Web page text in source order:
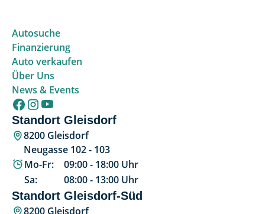
Autosuche
Finanzierung
Auto verkaufen
Über Uns
News & Events
Standort Gleisdorf
8200 Gleisdorf
Neugasse 102 - 103
Mo-Fr:
09:00- 18:00 Uhr
Sa:
08:00- 13:00 Uhr
Standort Gleisdorf-Süd
8200 Gleisdorf